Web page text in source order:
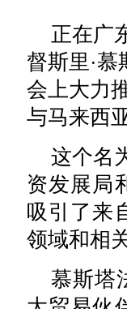
正在广
督斯里·
会上大力
与马来西
这个名
资发展局
吸引了来
领域和相
慕斯塔